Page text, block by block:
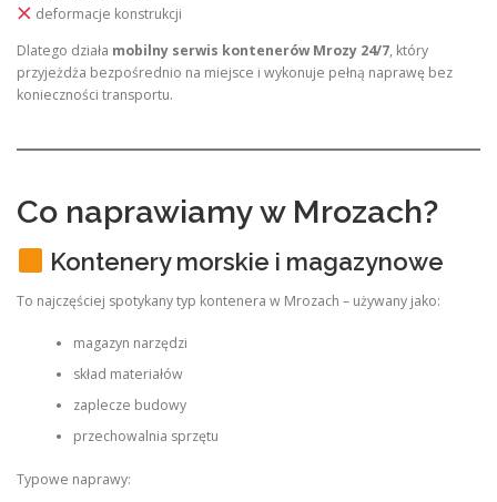
deformacje konstrukcji
Dlatego działa mobilny serwis kontenerów Mrozy 24/7, który
przyjeżdża bezpośrednio na miejsce i wykonuje pełną naprawę bez
konieczności transportu.
Co naprawiamy w Mrozach?
Kontenery morskie i magazynowe
To najczęściej spotykany typ kontenera w Mrozach – używany jako:
magazyn narzędzi
skład materiałów
zaplecze budowy
przechowalnia sprzętu
Typowe naprawy: